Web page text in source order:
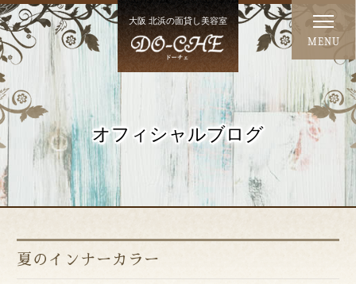
大阪 北浜の面貸し美容室
オフィシャルブログ
MENU
夏のインナーカラー